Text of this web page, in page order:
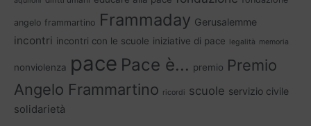
angelo frammartino Frammaday Gerusalemme
incontri incontri con le scuole iniziative di pace legalità memoria
nonviolenza pace Pace è... premio Premio
Angelo Frammartino ricordi scuole servizio civile
solidarietà